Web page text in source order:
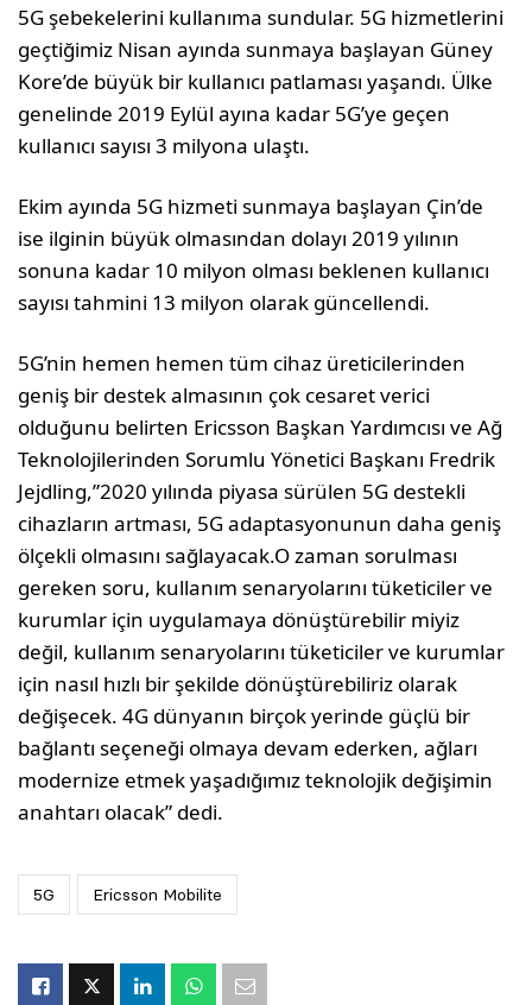
5G şebekelerini kullanıma sundular. 5G hizmetlerini
geçtiğimiz Nisan ayında sunmaya başlayan Güney
Kore’de büyük bir kullanıcı patlaması yaşandı. Ülke
genelinde 2019 Eylül ayına kadar 5G’ye geçen
kullanıcı sayısı 3 milyona ulaştı.
Ekim ayında 5G hizmeti sunmaya başlayan Çin’de
ise ilginin büyük olmasından dolayı 2019 yılının
sonuna kadar 10 milyon olması beklenen kullanıcı
sayısı tahmini 13 milyon olarak güncellendi.
5G’nin hemen hemen tüm cihaz üreticilerinden
geniş bir destek almasının çok cesaret verici
olduğunu belirten Ericsson Başkan Yardımcısı ve Ağ
Teknolojilerinden Sorumlu Yönetici Başkanı Fredrik
Jejdling,”2020 yılında piyasa sürülen 5G destekli
cihazların artması, 5G adaptasyonunun daha geniş
ölçekli olmasını sağlayacak.O zaman sorulması
gereken soru, kullanım senaryolarını tüketiciler ve
kurumlar için uygulamaya dönüştürebilir miyiz
değil, kullanım senaryolarını tüketiciler ve kurumlar
için nasıl hızlı bir şekilde dönüştürebiliriz olarak
değişecek. 4G dünyanın birçok yerinde güçlü bir
bağlantı seçeneği olmaya devam ederken, ağları
modernize etmek yaşadığımız teknolojik değişimin
anahtarı olacak” dedi.
5G Ericsson Mobilite